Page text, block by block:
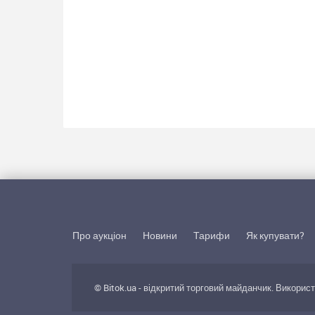
Про аукціон Новини Тарифи Як купувати?
© Bitok.ua - відкритий торговий майданчик.